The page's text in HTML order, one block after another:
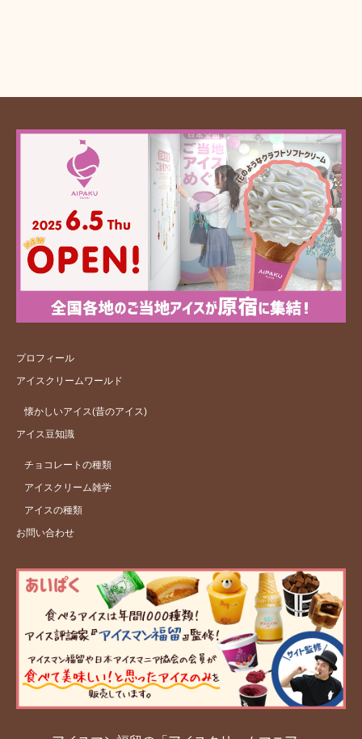
プロフィール
アイスクリームワールド
懐かしいアイス(昔のアイス)
アイス豆知識
チョコレートの種類
アイスクリーム雑学
アイスの種類
お問い合わせ